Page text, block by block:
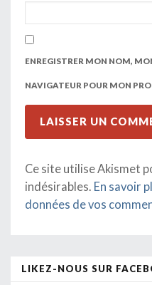
ENREGISTRER MON NOM,
NAVIGATEUR POUR MON
Ce site utilise Akismet
indésirables. En savoir
données de vos
LIKEZ-NOUS SUR